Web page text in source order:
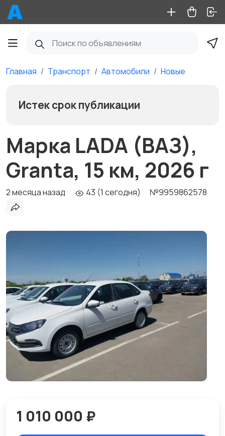
Главная Транспорт Автомобили Новые
Истек срок публикации
Марка LADA (ВАЗ),
Granta, 15 км, 2026 г
2 месяца назад 43 (1 сегодня) №9959862578
1 010 000 ₽